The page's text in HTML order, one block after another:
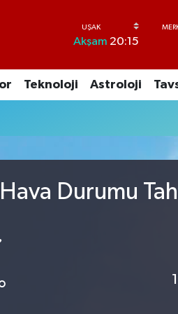
Akşam 20:15
Teknoloji Astroloji
Durumu